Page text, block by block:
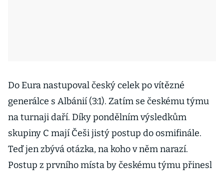
Do Eura nastupoval český celek po vítězné
generálce s Albánií (3:1). Zatím se českému týmu
na turnaji daří. Díky pondělním výsledkům
skupiny C mají Češi jistý postup do osmifinále.
Teď jen zbývá otázka, na koho v něm narazí.
Postup z prvního místa by českému týmu přinesl